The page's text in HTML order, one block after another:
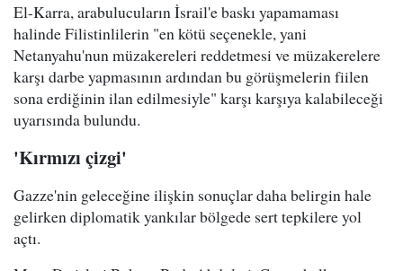
El-Karra, arabulucuların İsrail'e baskı yapamaması
halinde Filistinlilerin "en kötü seçenekle, yani
Netanyahu'nun müzakereleri reddetmesi ve müzakerelere
karşı darbe yapmasının ardından bu görüşmelerin fiilen
sona erdiğinin ilan edilmesiyle" karşı karşıya kalabileceği
uyarısında bulundu.
'Kırmızı çizgi'
Gazze'nin geleceğine ilişkin sonuçlar daha belirgin hale
gelirken diplomatik yankılar bölgede sert tepkilere yol
açtı.